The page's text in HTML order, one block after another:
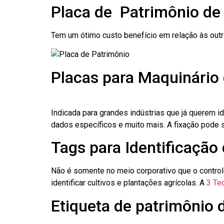
Placa de Patrimônio
Tem um ótimo custo benefício em relação às
Placas para
Indicada para grandes indústrias que já
dados específicos e muito mais. A fixação
Tags para
Não é somente no meio corporativo que o
identificar cultivos e plantações agrícolas. A 3
Etiqueta de patrimônio